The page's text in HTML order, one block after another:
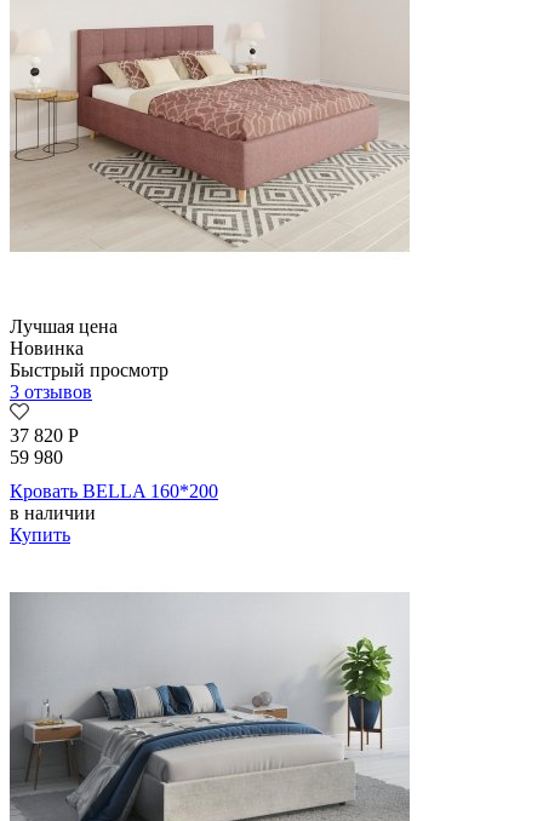
Лучшая цена
Новинка
Быстрый просмотр
3 отзывов
37 820 Р
59 980
Кровать BELLA 160*200
в наличии
Купить